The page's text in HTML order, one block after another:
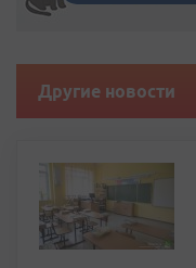
Другие новости